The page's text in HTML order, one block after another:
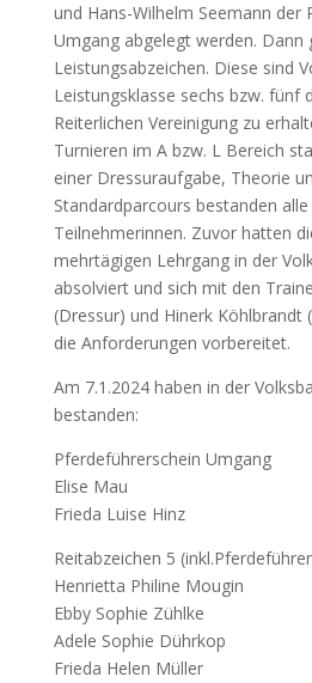
und Hans-Wilhelm Seemann der
Umgang abgelegt werden. Dann
Leistungsabzeichen. Diese sind
Leistungsklasse sechs bzw. fünf
Reiterlichen Vereinigung zu
Turnieren im A bzw. L Bereich
einer Dressuraufgabe, Theorie
Standardparcours bestanden
Teilnehmerinnen. Zuvor hatten
mehrtägigen Lehrgang in der
absolviert und sich mit den
(Dressur) und Hinerk Köhlbrandt
die Anforderungen vorbereitet.
Am 7.1.2024 haben in der
bestanden:
Pferdeführerschein Umgang
Elise Mau
Frieda Luise Hinz
Reitabzeichen 5
Henrietta Philine Mougin
Ebby Sophie Zühlke
Adele Sophie Dührkop
Frieda Helen Müller